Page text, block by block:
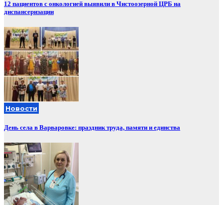
12 пациентов с онкологией выявили в Чистоозерной ЦРБ на
диспансеризации
Новости
День села в Варваровке: праздник труда, памяти и единства